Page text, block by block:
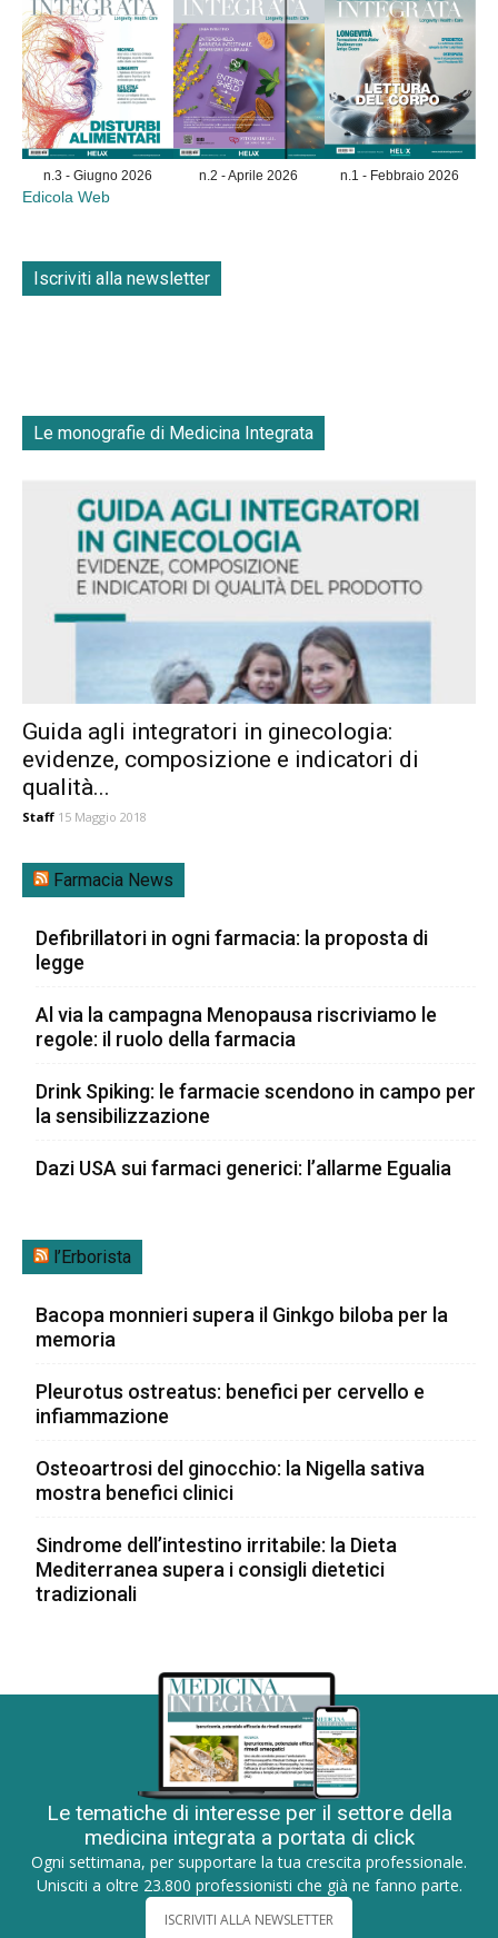
n.3 - Giugno 2026 n.2 - Aprile 2026 n.1 - Febbraio 2026
Edicola Web
Iscriviti alla newsletter
Le monografie di Medicina Integrata
Guida agli integratori in ginecologia:
evidenze, composizione e indicatori di
qualità...
Staff 15 Maggio 2018
Farmacia News
Defibrillatori in ogni farmacia: la proposta di
legge
Al via la campagna Menopausa riscriviamo le
regole: il ruolo della farmacia
Drink Spiking: le farmacie scendono in campo per
la sensibilizzazione
Dazi USA sui farmaci generici: l’allarme Egualia
l’Erborista
Bacopa monnieri supera il Ginkgo biloba per la
memoria
Pleurotus ostreatus: benefici per cervello e
infiammazione
Osteoartrosi del ginocchio: la Nigella sativa
mostra benefici clinici
Sindrome dell’intestino irritabile: la Dieta
Mediterranea supera i consigli dietetici
tradizionali
Le tematiche di interesse per il settore della
medicina integrata a portata di click
Ogni settimana, per supportare la tua crescita professionale.
Unisciti a oltre 23.800 professionisti che già ne fanno parte.
ISCRIVITI ALLA NEWSLETTER